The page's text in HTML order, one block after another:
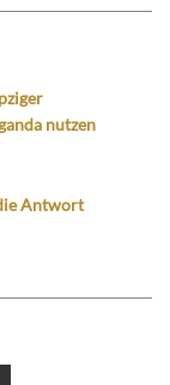
nutzen
Antwort